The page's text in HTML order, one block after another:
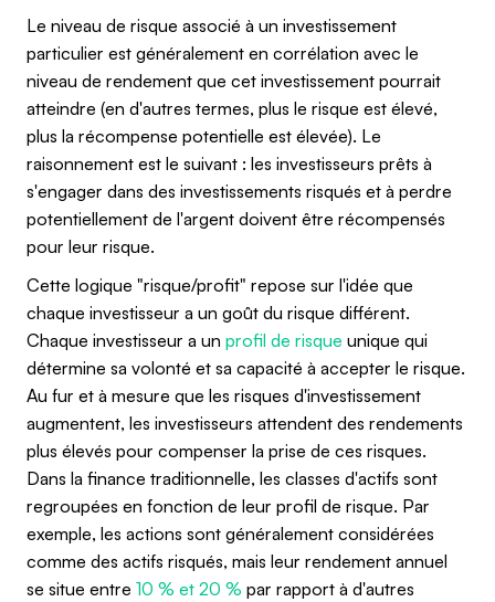
Le niveau de risque associé à un investissement
particulier est généralement en corrélation avec le
niveau de rendement que cet investissement pourrait
atteindre (en d'autres termes, plus le risque est élevé,
plus la récompense potentielle est élevée). Le
raisonnement est le suivant : les investisseurs prêts à
s'engager dans des investissements risqués et à perdre
potentiellement de l'argent doivent être récompensés
pour leur risque.
Cette logique "risque/profit" repose sur l'idée que
chaque investisseur a un goût du risque différent.
Chaque investisseur a un profil de risque unique qui
détermine sa volonté et sa capacité à accepter le risque.
Au fur et à mesure que les risques d'investissement
augmentent, les investisseurs attendent des rendements
plus élevés pour compenser la prise de ces risques.
Dans la finance traditionnelle, les classes d'actifs sont
regroupées en fonction de leur profil de risque. Par
exemple, les actions sont généralement considérées
comme des actifs risqués, mais leur rendement annuel
se situe entre 10 % et 20 % par rapport à d'autres